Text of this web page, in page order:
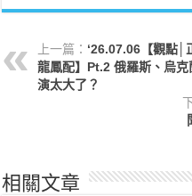
上一篇： ‘26.07.06【觀點│
龍鳳配】Pt.2 俄羅斯、烏克
演太大了？
相關文章